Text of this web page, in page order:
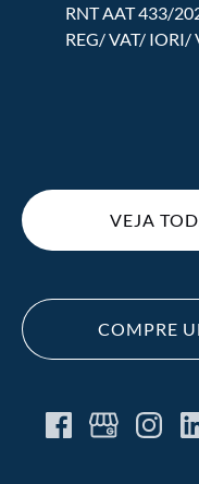
RNT AAT 433/
REG/ VAT/ IORI/
VEJA
COMPRE